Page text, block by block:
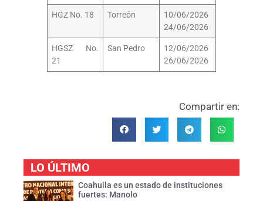
HGZ No. 18 Torreón
10/06/2026
24/06/2026
HGSZ No.
21
San Pedro
12/06/2026
26/06/2026
Compartir en:
LO ÚLTIMO
Coahuila es un estado de instituciones
fuertes: Manolo